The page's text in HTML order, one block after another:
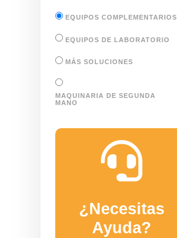
EQUIPOS COMPLEMENTARIOS
EQUIPOS DE LABORATORIO
MÁS SOLUCIONES
MAQUINARIA DE SEGUNDA
MANO

¿Necesitas
Ayuda?